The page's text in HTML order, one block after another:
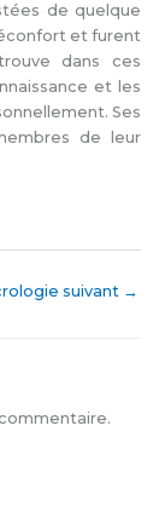
de quelque
et furent
dans ces
et les
Ses
de leur
suivant →